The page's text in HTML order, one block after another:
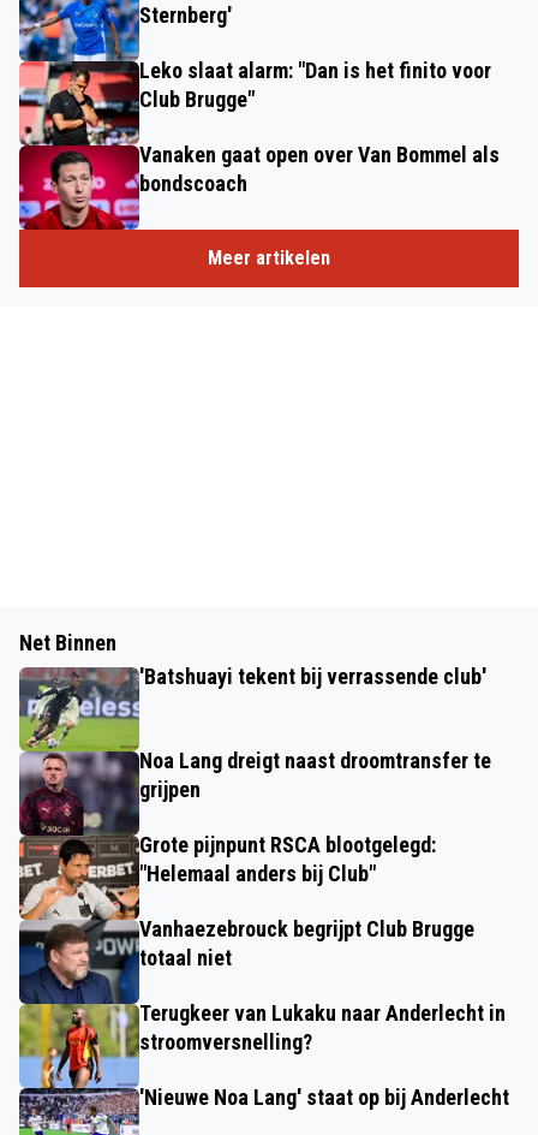
Sternberg'
Leko slaat alarm: "Dan is het finito voor
Club Brugge"
Vanaken gaat open over Van Bommel als
bondscoach
Meer artikelen
Net Binnen
'Batshuayi tekent bij verrassende club'
Noa Lang dreigt naast droomtransfer te
grijpen
Grote pijnpunt RSCA blootgelegd:
"Helemaal anders bij Club"
Vanhaezebrouck begrijpt Club Brugge
totaal niet
Terugkeer van Lukaku naar Anderlecht in
stroomversnelling?
'Nieuwe Noa Lang' staat op bij Anderlecht